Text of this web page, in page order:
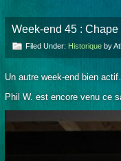
Week-end 45 :
Filed Under: Historique by
Un autre week-end bien
Phil W. est encore venu ce